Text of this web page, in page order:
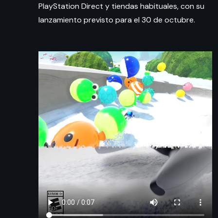
PlayStation Direct y tiendas habituales, con su
lanzamiento previsto para el 30 de octubre.